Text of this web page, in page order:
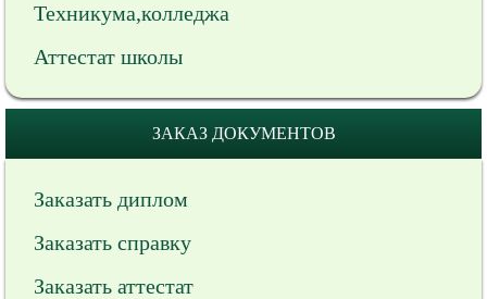
Техникума,колледжа
Аттестат школы
ЗАКАЗ ДОКУМЕНТОВ
Заказать диплом
Заказать справку
Заказать аттестат